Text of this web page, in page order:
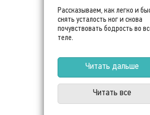
Рассказываем, как легко и
снять усталость ног и снова
почувствовать бодрость во
теле.
Читать дальше
Читать все